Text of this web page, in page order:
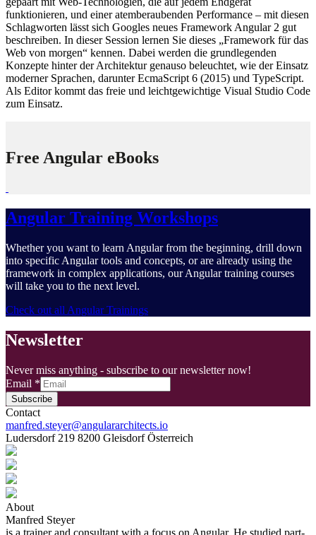
funktionieren, und einer atemberaubenden Performance – mit diesen
Schlagworten lässt sich Googles neues Framework Angular 2 gut
beschreiben. In dieser Session lernen Sie dieses „Framework für das
Web von morgen“ kennen. Dabei werden die grundlegenden
Konzepte hinter der Architektur genauso beleuchtet, wie der Einsatz
moderner Sprachen, darunter EcmaScript 6 (2015) und TypeScript.
Als Editor kommt das freie und leichtgewichtige Visual Studio Code
zum Einsatz.
Free Angular eBooks
Angular Training Workshops
Whether you want to learn Angular from the beginning, drill down
into specific Angular tools and concepts, or are already using the
framework in complex applications, our Angular training courses
will take you to the next level.
Check out all Angular Trainings
Newsletter
Never miss anything - subscribe to our newsletter now!
Email *
Subscribe
Contact
manfred.steyer@angulararchitects.io
Ludersdorf 219 8200 Gleisdorf Österreich
About
Manfred Steyer
is a trainer and consultant with a focus on Angular. He studied part-